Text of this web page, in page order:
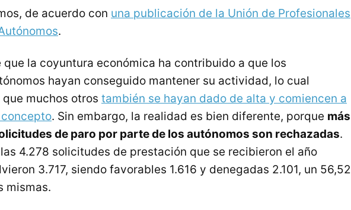
de acuerdo con una publicación de la Unión de Profesionales
.
que la coyuntura económica ha contribuido a que los
hayan conseguido mantener su actividad, lo cual
muchos otros también se hayan dado de alta y comiencen a
. Sin embargo, la realidad es bien diferente, porque más
de paro por parte de los autónomos son rechazadas.
4.278 solicitudes de prestación que se recibieron el año
3.717, siendo favorables 1.616 y denegadas 2.101, un 56,52
mismas.